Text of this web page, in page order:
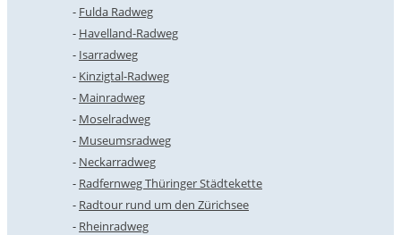
Fulda Radweg
Havelland-Radweg
Isarradweg
Kinzigtal-Radweg
Mainradweg
Moselradweg
Museumsradweg
Neckarradweg
Radfernweg Thüringer Städtekette
Radtour rund um den Zürichsee
Rheinradweg